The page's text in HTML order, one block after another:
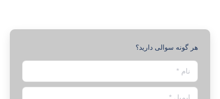
هر گونه سوالی دارید؟
نام *
ایمیل *